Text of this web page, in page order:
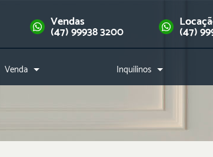
Vendas
(47) 99938 3200 (47)
Venda Inquilinos
Downloads